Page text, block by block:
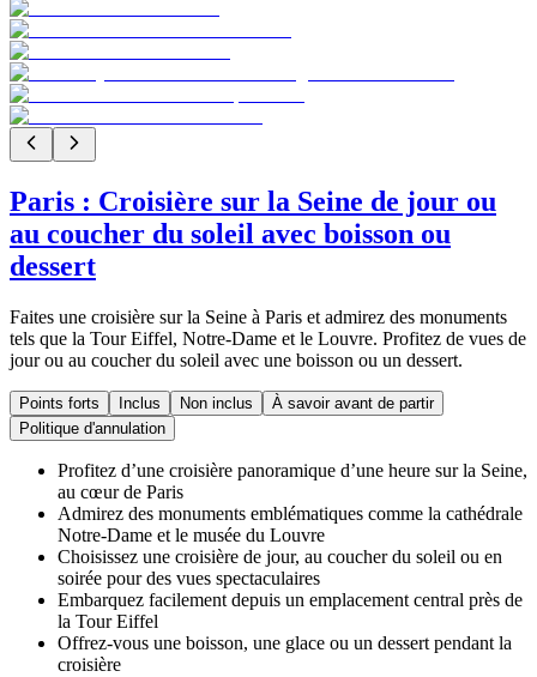
Paris : Croisière sur la Seine de jour ou
au coucher du soleil avec boisson ou
dessert
Faites une croisière sur la Seine à Paris et admirez des monuments
tels que la Tour Eiffel, Notre-Dame et le Louvre. Profitez de vues de
jour ou au coucher du soleil avec une boisson ou un dessert.
Points forts Inclus Non inclus
À savoir avant de partir
Politique d'annulation
Profitez d’une croisière panoramique d’une heure sur la Seine,
au cœur de Paris
Admirez des monuments emblématiques comme la cathédrale
Notre-Dame et le musée du Louvre
Choisissez une croisière de jour, au coucher du soleil ou en
soirée pour des vues spectaculaires
Embarquez facilement depuis un emplacement central près de
la Tour Eiffel
Offrez-vous une boisson, une glace ou un dessert pendant la
croisière